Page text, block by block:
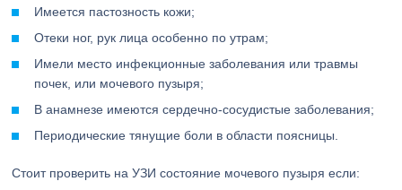
Имеется пастозность кожи;
Отеки ног, рук лица особенно по утрам;
Имели место инфекционные заболевания или травмы
почек, или мочевого пузыря;
В анамнезе имеются сердечно-сосудистые заболевания;
Периодические тянущие боли в области поясницы.
Стоит проверить на УЗИ состояние мочевого пузыря если: